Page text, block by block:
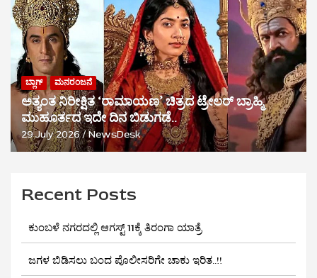
ಬ್ಲಾಗ್ ಮನರಂಜನೆ
ಅತ್ಯಂತ ನಿರೀಕ್ಷಿತ ‘ರಾಮಾಯಣ’ ಚಿತ್ರದ ಟ್ರೇಲರ್ ಬ್ರಾಹ್ಮಿ
ಮುಹೂರ್ತದ ಇದೇ ದಿನ ಬಿಡುಗಡೆ..
29 July 2026 NewsDesk
Recent Posts
ಕುಂಬಳೆ ನಗರದಲ್ಲಿ ಆಗಸ್ಟ್ 11ಕ್ಕೆ ತಿರಂಗಾ ಯಾತ್ರೆ
ಜಗಳ ಬಿಡಿಸಲು ಬಂದ ಪೊಲೀಸರಿಗೇ ಚಾಕು ಇರಿತ..!!